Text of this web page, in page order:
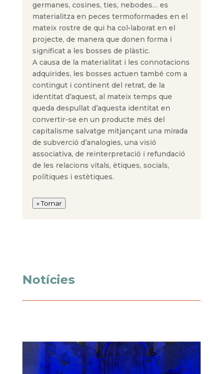
germanes, cosines, ties, nebodes… es
materialitza en peces termoformades en el
mateix rostre de qui ha col•laborat en el
projecte, de manera que donen forma i
significat a les bosses de plàstic.
A causa de la materialitat i les connotacions
adquirides, les bosses actuen també com a
contingut i continent del retrat, de la
identitat d’aquest, al mateix temps que
queda despullat d’aquesta identitat en
convertir-se en un producte més del
capitalisme salvatge mitjançant una mirada
de subverció d’analogies, una visió
associativa, de reinterpretació i refundació
de les relacions vitals, ètiques, socials,
polítiques i estètiques.
« Tornar
Notícies